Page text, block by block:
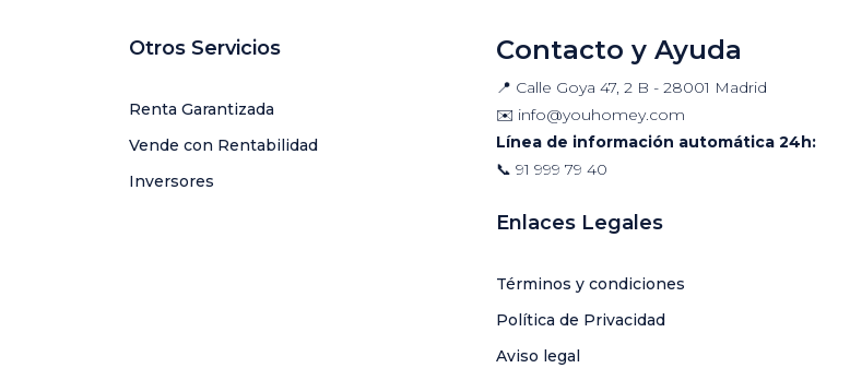
Otros Servicios
Renta Garantizada
Vende con Rentabilidad
Inversores
Contacto y Ayuda
📍 Calle Goya 47, 2 B - 28001 Madrid
✉️ info@youhomey.com
Línea de información automática 24h:
📞 91 999 79 40
Enlaces Legales
Términos y condiciones
Política de Privacidad
Aviso legal